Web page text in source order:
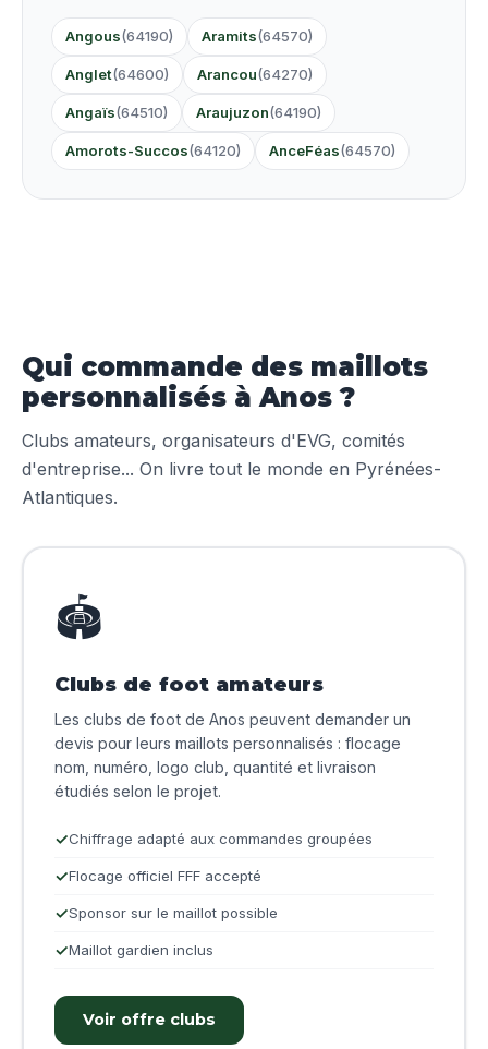
Angous(64190) Aramits(64570)
Anglet(64600) Arancou(64270)
Angaïs(64510) Araujuzon(64190)
Amorots-Succos(64120) AnceFéas(64570)
Qui commande des maillots
personnalisés à Anos ?
Clubs amateurs, organisateurs d'EVG, comités
d'entreprise... On livre tout le monde en Pyrénées-
Atlantiques.
🏟️
Clubs de foot amateurs
Les clubs de foot de Anos peuvent demander un
devis pour leurs maillots personnalisés : flocage
nom, numéro, logo club, quantité et livraison
étudiés selon le projet.
Chiffrage adapté aux commandes groupées
Flocage officiel FFF accepté
Sponsor sur le maillot possible
Maillot gardien inclus
Voir offre clubs